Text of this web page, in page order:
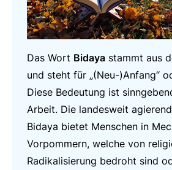
Das Wort Bidaya stammt aus
und steht für „(Neu-)Anfang“
Diese Bedeutung ist
Arbeit. Die landesweit
Bidaya bietet Menschen in
Vorpommern, welche von
Radikalisierung bedroht sind